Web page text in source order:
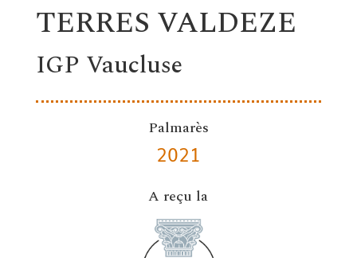
TERRES VALDEZE
IGP Vaucluse
Palmarès
2021
A reçu la